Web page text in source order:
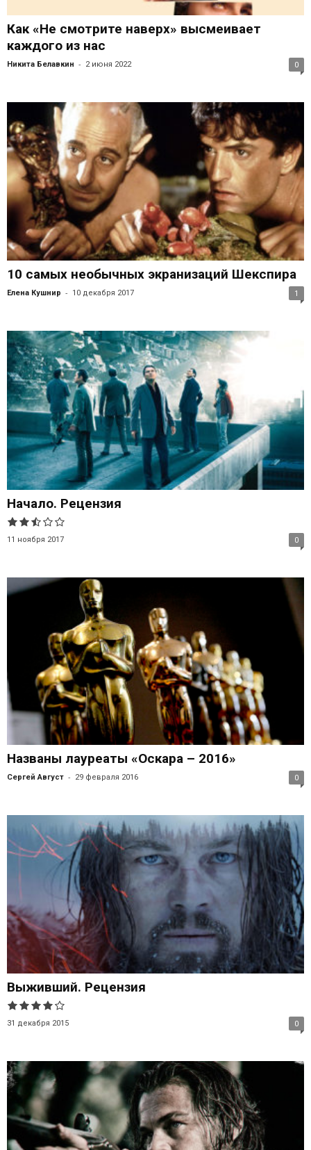
Как «Не смотрите наверх» высмеивает
каждого из нас
Никита Белавкин - 2 июня 2022 0
10 самых необычных экранизаций Шекспира
Елена Кушнир - 10 декабря 2017 1
Начало. Рецензия
11 ноября 2017 0
Названы лауреаты «Оскара – 2016»
Сергей Август - 29 февраля 2016 0
Выживший. Рецензия
31 декабря 2015 0